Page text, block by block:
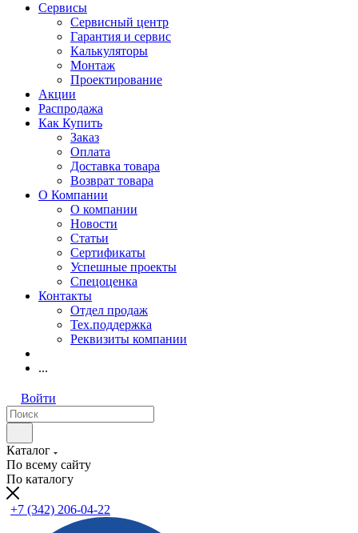
Сервисы
Сервисный центр
Гарантия и сервис
Калькуляторы
Монтаж
Проектирование
Акции
Распродажа
Как Купить
Заказ
Оплата
Доставка товара
Возврат товара
О Компании
О компании
Новости
Статьи
Сертификаты
Успешные проекты
Спецоценка
Контакты
Отдел продаж
Тех.поддержка
Реквизиты компании
...
Войти
Каталог
По всему сайту
По каталогу
+7 (342) 206-04-22